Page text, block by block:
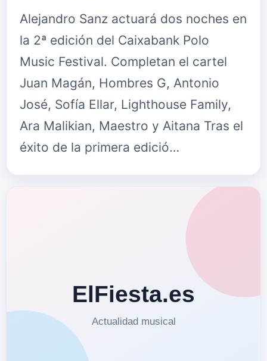
Alejandro Sanz actuará dos noches en
la 2ª edición del Caixabank Polo
Music Festival. Completan el cartel
Juan Magán, Hombres G, Antonio
José, Sofía Ellar, Lighthouse Family,
Ara Malikian, Maestro y Aitana Tras el
éxito de la primera edició…